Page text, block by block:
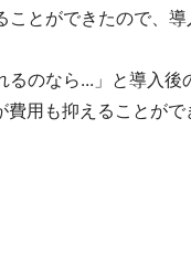
ことができたので、
るのなら...」と導入
用も抑えることがで